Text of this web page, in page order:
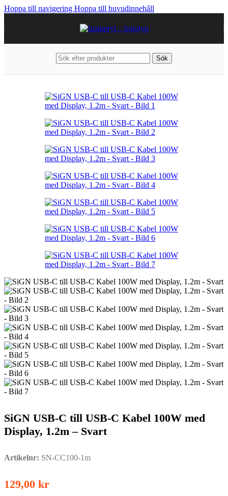
Hoppa till navigering Hoppa till huvudinnehåll
Sök
SiGN USB-C till USB-C Kabel 100W med
Display, 1.2m – Svart
Artikelnr: SN-CC100-1m
129,00 kr